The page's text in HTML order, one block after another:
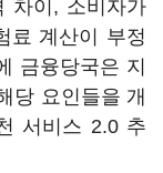
차이, 소비자가
료 계산이 부정
금융당국은 지
당 요인들을 개
서비스 2.0 추